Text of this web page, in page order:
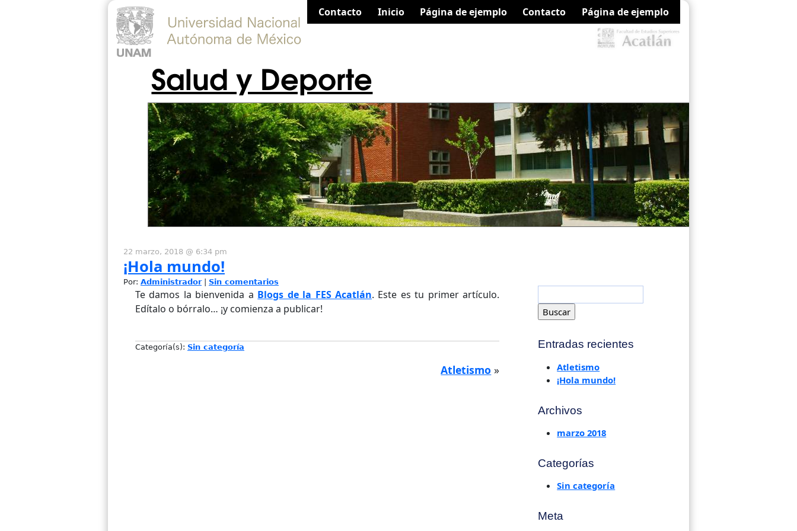
Contacto Inicio Página de ejemplo Contacto Página de ejemplo
Salud y Deporte
22 marzo, 2018 @ 6:34 pm
¡Hola mundo!
Por: Administrador| Sin comentarios
Te damos la bienvenida a Blogs de la FES Acatlán. Este es tu primer artículo.
Edítalo o bórralo… ¡y comienza a publicar!
Categoría(s): Sin categoría
Atletismo »
Entradas recientes
Atletismo
¡Hola mundo!
Archivos
marzo 2018
Categorías
Sin categoría
Meta